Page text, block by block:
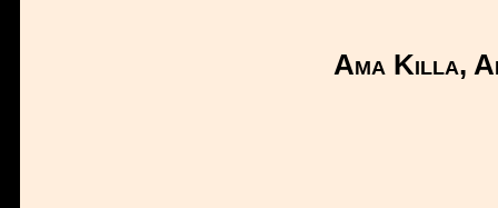
Ama Killa,